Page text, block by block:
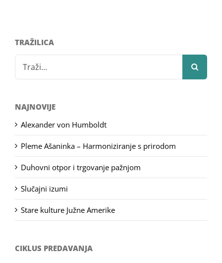
TRAŽILICA
Search
for:
NAJNOVIJE
Alexander von Humboldt
Pleme Ašaninka – Harmoniziranje s prirodom
Duhovni otpor i trgovanje pažnjom
Slučajni izumi
Stare kulture Južne Amerike
CIKLUS PREDAVANJA